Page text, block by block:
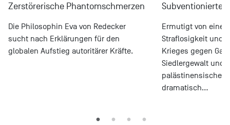
Zerstörerische Phantomschmerzen
Die Philosophin Eva von Redecker
sucht nach Erklärungen für den
globalen Aufstieg autoritärer Kräfte.
Subventionierte
Ermutigt von einer
Straflosigkeit und
Krieges gegen
Siedlergewalt und
palästinensischen
dramatisch…